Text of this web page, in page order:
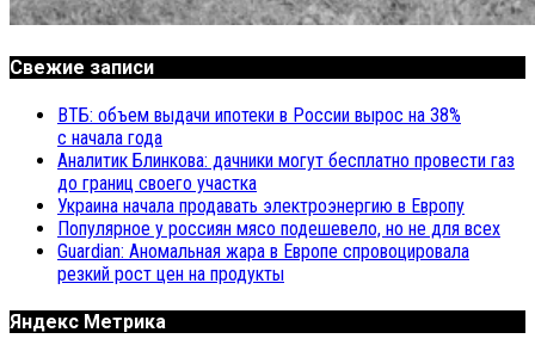
Свежие записи
ВТБ: объем выдачи ипотеки в России вырос на 38%
с начала года
Аналитик Блинкова: дачники могут бесплатно провести газ
до границ своего участка
Украина начала продавать электроэнергию в Европу
Популярное у россиян мясо подешевело, но не для всех
Guardian: Аномальная жара в Европе спровоцировала
резкий рост цен на продукты
Яндекс Метрика